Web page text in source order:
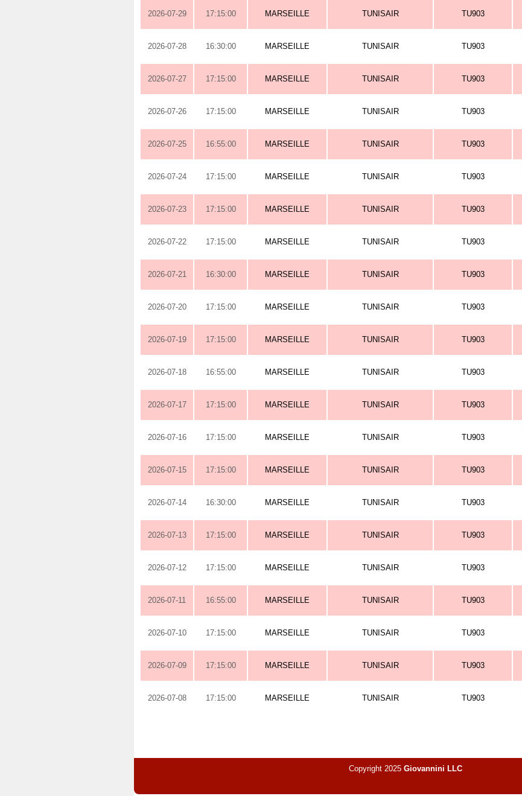
2026-07-29 17:15:00 MARSEILLE TUNISAIR TU903
2026-07-28 16:30:00 MARSEILLE TUNISAIR TU903
2026-07-27 17:15:00 MARSEILLE TUNISAIR TU903
2026-07-26 17:15:00 MARSEILLE TUNISAIR TU903
2026-07-25 16:55:00 MARSEILLE TUNISAIR TU903
2026-07-24 17:15:00 MARSEILLE TUNISAIR TU903
2026-07-23 17:15:00 MARSEILLE TUNISAIR TU903
2026-07-22 17:15:00 MARSEILLE TUNISAIR TU903
2026-07-21 16:30:00 MARSEILLE TUNISAIR TU903
2026-07-20 17:15:00 MARSEILLE TUNISAIR TU903
2026-07-19 17:15:00 MARSEILLE TUNISAIR TU903
2026-07-18 16:55:00 MARSEILLE TUNISAIR TU903
2026-07-17 17:15:00 MARSEILLE TUNISAIR TU903
2026-07-16 17:15:00 MARSEILLE TUNISAIR TU903
2026-07-15 17:15:00 MARSEILLE TUNISAIR TU903
2026-07-14 16:30:00 MARSEILLE TUNISAIR TU903
2026-07-13 17:15:00 MARSEILLE TUNISAIR TU903
2026-07-12 17:15:00 MARSEILLE TUNISAIR TU903
2026-07-11 16:55:00 MARSEILLE TUNISAIR TU903
2026-07-10 17:15:00 MARSEILLE TUNISAIR TU903
2026-07-09 17:15:00 MARSEILLE TUNISAIR TU903
2026-07-08 17:15:00 MARSEILLE TUNISAIR TU903
Copyright 2025 Giovannini LLC